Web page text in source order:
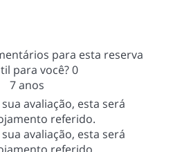
para esta reserva
para você?0
7 anos
avaliação, esta será
referido.
avaliação, esta será